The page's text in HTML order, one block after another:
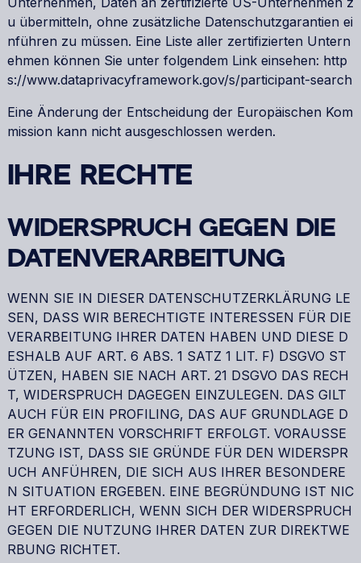
u übermitteln, ohne zusätzliche Datenschutzgarantien ei
nführen zu müssen. Eine Liste aller zertifizierten Untern
ehmen können Sie unter folgendem Link einsehen: http
s://www.dataprivacyframework.gov/s/participant-search
Eine Änderung der Entscheidung der Europäischen Kom
mission kann nicht ausgeschlossen werden.
IHRE RECHTE
WIDERSPRUCH GEGEN DIE
DATENVERARBEITUNG
WENN SIE IN DIESER DATENSCHUTZERKLÄRUNG LE
SEN, DASS WIR BERECHTIGTE INTERESSEN FÜR DIE
VERARBEITUNG IHRER DATEN HABEN UND DIESE D
ESHALB AUF ART. 6 ABS. 1 SATZ 1 LIT. F) DSGVO ST
ÜTZEN, HABEN SIE NACH ART. 21 DSGVO DAS RECH
T, WIDERSPRUCH DAGEGEN EINZULEGEN. DAS GILT
AUCH FÜR EIN PROFILING, DAS AUF GRUNDLAGE D
ER GENANNTEN VORSCHRIFT ERFOLGT. VORAUSSE
TZUNG IST, DASS SIE GRÜNDE FÜR DEN WIDERSPR
UCH ANFÜHREN, DIE SICH AUS IHRER BESONDERE
N SITUATION ERGEBEN. EINE BEGRÜNDUNG IST NIC
HT ERFORDERLICH, WENN SICH DER WIDERSPRUCH
GEGEN DIE NUTZUNG IHRER DATEN ZUR DIREKTWE
RBUNG RICHTET.